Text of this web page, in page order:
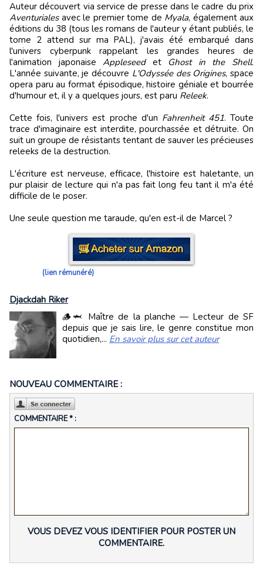
Auteur découvert via service de presse dans le cadre du prix
Aventurialesavec le premier tome de Myala, également aux
éditions du 38 (tous les romans de l'auteur y étant publiés, le
tome 2 attend sur ma PAL), j'avais été embarqué dans
l'univers cyberpunk rappelant les grandes heures de
l'animation japonaiseAppleseedet Ghost in the Shell.
L'année suivante, je découvre L'Odyssée des Origines, space
opera paru au format épisodique, histoire géniale et bourrée
d'humour et, il y a quelques jours, est paru Releek.
Cette fois, l'univers est proche d'un Fahrenheit 451. Toute
trace d'imaginaire est interdite, pourchassée et détruite. On
suit un groupe de résistants tentant de sauver les précieuses
releeks de la destruction.
L'écriture est nerveuse, efficace, l'histoire est haletante, un
pur plaisir de lecture qui n'a pas fait long feu tant il m'a été
difficile de le poser.
Une seule question me taraude, qu'en est-il de Marcel ?
(lien rémunéré)
Djackdah Riker
🪵🦈 Maître de la planche — Lecteur de SF
depuis que je sais lire, le genre constitue mon
quotidien,... En savoir plus sur cet auteur
NOUVEAU COMMENTAIRE :
COMMENTAIRE * :
VOUS DEVEZ VOUS IDENTIFIER POUR POSTER UN
COMMENTAIRE.